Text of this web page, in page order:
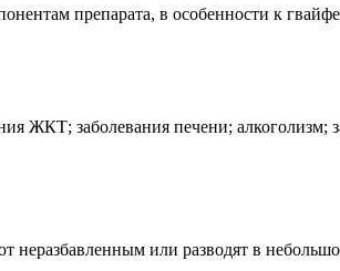
препарата, в особенности к
ЖКТ; заболевания печени; алкоголизм;
неразбавленным или разводят в